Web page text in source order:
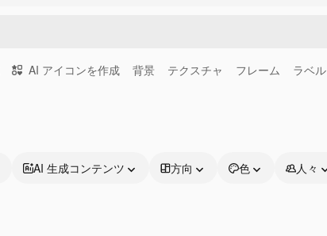
AI アイコンを作成 背景 テクスチャ フレーム ラベル
AI 生成コンテンツ 方向 色 人々